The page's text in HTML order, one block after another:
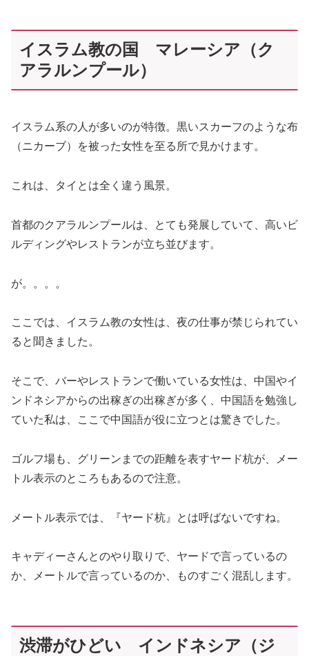
イスラム教の国 マレーシア（ク
アラルンプール）
イスラム系の人が多いのが特徴。黒いスカーフのような布
（ニカーブ）を被った女性を至る所で見かけます。
これは、タイとは全く違う風景。
首都のクアラルンプールは、とても発展していて、高いビ
ルディングやレストランが立ち並びます。
が。。。。
ここでは、イスラム教の女性は、夜の仕事が禁じられてい
ると聞きました。
そこで、バーやレストランで働いている女性は、中国やイ
ンドネシアからの出稼ぎの出稼ぎが多く、中国語を勉強し
ていた私は、ここで中国語が役に立つとは驚きでした。
ゴルフ場も、グリーンまでの距離を表すヤード杭が、メー
トル表示のところもあるので注意。
メートル表示では、『ヤード杭』とは呼ばないですね。
キャディーさんとのやり取りで、ヤードで言っているの
か、メートルで言っているのか、ものすごく混乱します。
渋滞がひどい インドネシア（ジ